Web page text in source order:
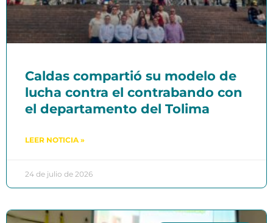
Caldas compartió su modelo de
lucha contra el contrabando con
el departamento del Tolima
LEER NOTICIA »
24 de julio de 2026